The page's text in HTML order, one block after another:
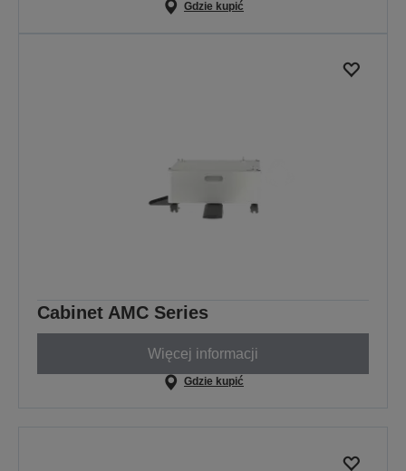
Gdzie kupić
Cabinet AMC Series
Więcej informacji
Gdzie kupić